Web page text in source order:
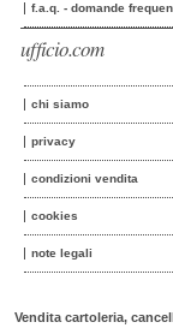
f.a.q. - domande
ufficio.com
chi siamo
privacy
condizioni vendita
cookies
note legali
Vendita cartoleria,